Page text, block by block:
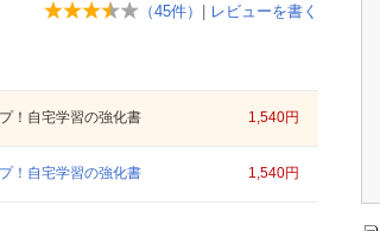
（45件） | レビューを書く
！自宅学習の強化書 1,540円
！自宅学習の強化書 1,540円